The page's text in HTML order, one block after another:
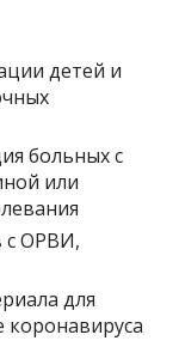
детей и
больных с
или
с ОРВИ,
для
коронавируса